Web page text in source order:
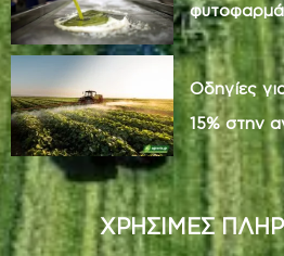
Οδηγίες
15% στην
ΧΡΗΣΙΜΕΣ